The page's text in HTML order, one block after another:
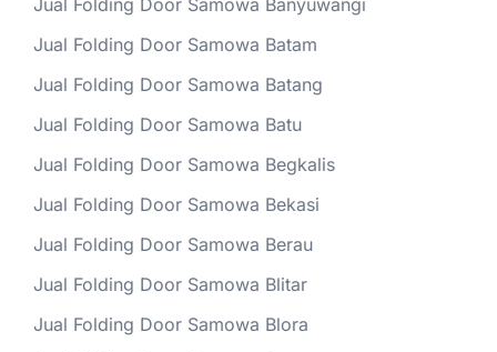
Jual Folding Door Samowa Banyuwangi
Jual Folding Door Samowa Batam
Jual Folding Door Samowa Batang
Jual Folding Door Samowa Batu
Jual Folding Door Samowa Begkalis
Jual Folding Door Samowa Bekasi
Jual Folding Door Samowa Berau
Jual Folding Door Samowa Blitar
Jual Folding Door Samowa Blora